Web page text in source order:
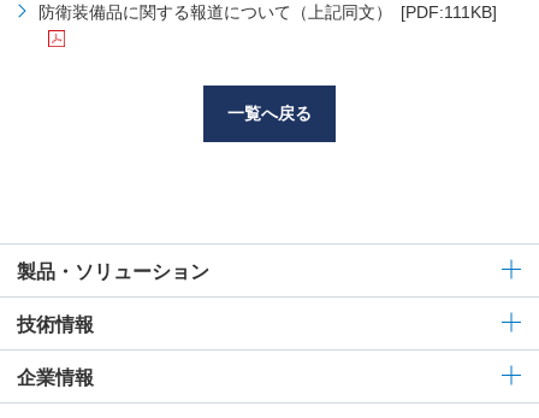
防衛装備品に関する報道について（上記同文） [PDF:111KB]
一覧へ戻る
製品・ソリューション
技術情報
企業情報